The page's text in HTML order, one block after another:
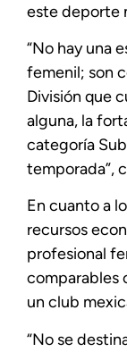
este deporte
“No hay una
femenil; son
División que
alguna, la
categoría
temporada”,
En cuanto a
recursos
profesional
comparables
un club
“No se